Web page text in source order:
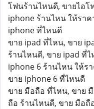
โฟนร้านไหนดี, ขายไอ
iphone ร้านไหน ให้รา
iphone ที่ไหนดี
ขาย ipad ที่ไหน, ขาย
ร้านไหนดี, ขาย ipad ที่
iphone 6 ร้านไหน ให้ร
ขาย iphone 6 ที่ไหนดี
ขาย มือถือ ที่ไหน, ขาย
ถือ ร้านไหนดี, ขาย มือถื